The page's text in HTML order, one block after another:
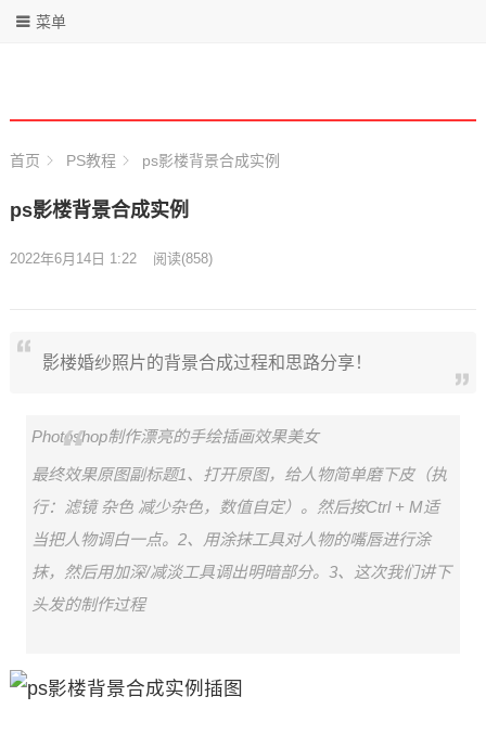
菜单
首页 PS教程 ps影楼背景合成实例
ps影楼背景合成实例
2022年6月14日 1:22 阅读(858)
影楼婚纱照片的背景合成过程和思路分享！
Photoshop制作漂亮的手绘插画效果美女
最终效果原图副标题1、打开原图，给人物简单磨下皮（执
行：滤镜 杂色 减少杂色，数值自定）。然后按Ctrl + M适
当把人物调白一点。2、用涂抹工具对人物的嘴唇进行涂
抹，然后用加深/减淡工具调出明暗部分。3、这次我们讲下
头发的制作过程